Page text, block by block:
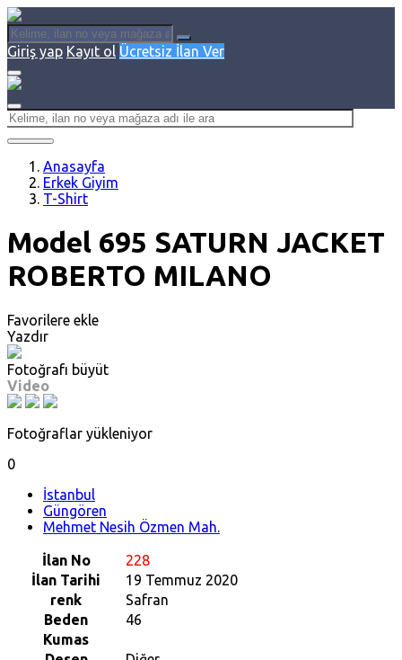
Giriş yap Kayıt ol Ücretsiz İlan Ver
Anasayfa
Erkek Giyim
T-Shirt
Model 695 SATURN JACKET
ROBERTO MILANO
Favorilere ekle
Yazdır
Fotoğrafı büyüt
Video
Fotoğraflar yükleniyor
0
İstanbul
Güngören
Mehmet Nesih Özmen Mah.
İlan No
228
İlan Tarihi
19 Temmuz 2020
renk
Safran
Beden
46
Kumas